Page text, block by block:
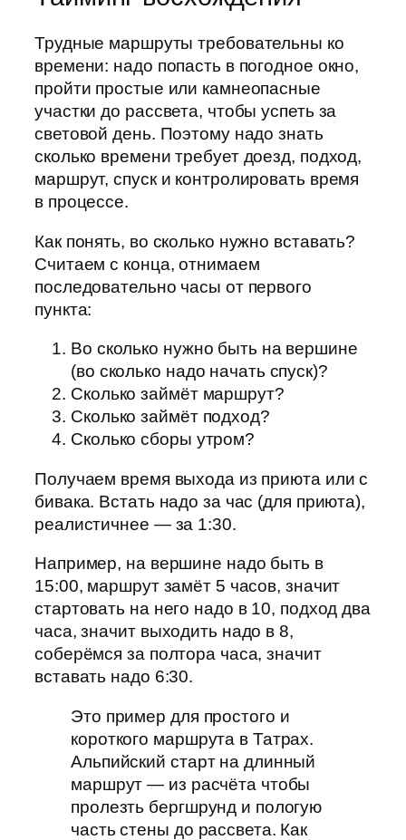
Трудные маршруты требовательны ко
времени: надо попасть в погодное окно,
пройти простые или камнеопасные
участки до рассвета, чтобы успеть за
световой день. Поэтому надо знать
сколько времени требует доезд, подход,
маршрут, спуск и контролировать время
в процессе.
Как понять, во сколько нужно вставать?
Считаем с конца, отнимаем
последовательно часы от первого
пункта:
Во сколько нужно быть на вершине
(во сколько надо начать спуск)?
Сколько займёт маршрут?
Сколько займёт подход?
Сколько сборы утром?
Получаем время выхода из приюта или с
бивака. Встать надо за час (для приюта),
реалистичнее — за 1:30.
Например, на вершине надо быть в
15:00, маршрут замёт 5 часов, значит
стартовать на него надо в 10, подход два
часа, значит выходить надо в 8,
соберёмся за полтора часа, значит
вставать надо 6:30.
Это пример для простого и
короткого маршрута в Татрах.
Альпийский старт на длинный
маршрут — из расчёта чтобы
пролезть бергшрунд и пологую
часть стены до рассвета. Как